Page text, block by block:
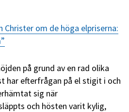
Christer om de höga elpriserna:
på grund av en rad olika
har efterfrågan på el stigit i och
sig när
och hösten varit kylig,